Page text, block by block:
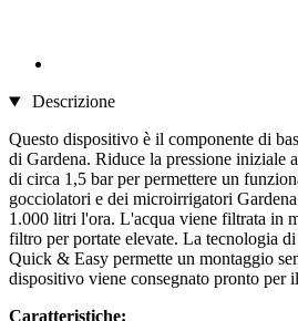
Descrizione
Questo dispositivo è il componente di
di Gardena. Riduce la pressione iniziale
di circa 1,5 bar per permettere un
gocciolatori e dei microirrigatori
1.000 litri l'ora. L'acqua viene filtrata in
filtro per portate elevate. La tecnologia
Quick & Easy permette un montaggio
dispositivo viene consegnato pronto per
Caratteristiche: